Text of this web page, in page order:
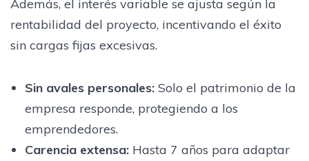
Además, el interés variable se ajusta según la
rentabilidad del proyecto, incentivando el éxito
sin cargas fijas excesivas.
Sin avales personales:Solo el patrimonio de la
empresa responde, protegiendo a los
emprendedores.
Carencia extensa:Hasta 7 años para adaptar